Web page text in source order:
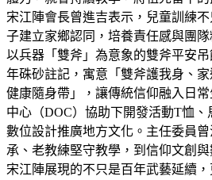
宋江陣會長曾進吉表示，兒童訓練
子建立家鄉認同，培養責任感與團
以兵器「雙斧」為意象的雙斧平安
年硃砂註記，寓意「雙斧護我身、
健康隨身帶」，讓傳統信仰融入日
中心（DOC）協助下開發活動T恤、
數位設計推廣地方文化。主任委員
承、老教練堅守教學，到信仰文創
宋江陣展現的不只是百年武藝延續